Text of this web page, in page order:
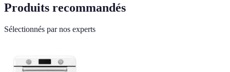
Produits recommandés
Sélectionnés par nos experts